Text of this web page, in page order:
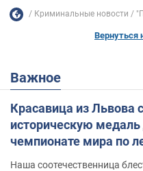
Криминальные новости
Вернуться
Важное
Красавица из Львова
историческую
чемпионате мира по
Наша соотечественница